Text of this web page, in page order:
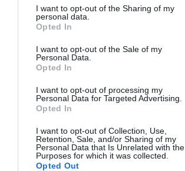
I want to opt-out of the Sharing of my
personal data.
Opted In
I want to opt-out of the Sale of my
Personal Data.
Opted In
I want to opt-out of processing my
Personal Data for Targeted Advertising.
Opted In
I want to opt-out of Collection, Use,
Retention, Sale, and/or Sharing of my
Personal Data that Is Unrelated with the
Purposes for which it was collected.
Opted Out
El turisme fa el
triplet a Catalunya
despesa i
pernoctacions
El turisme
incrementa la
d'impostos de l'ATC